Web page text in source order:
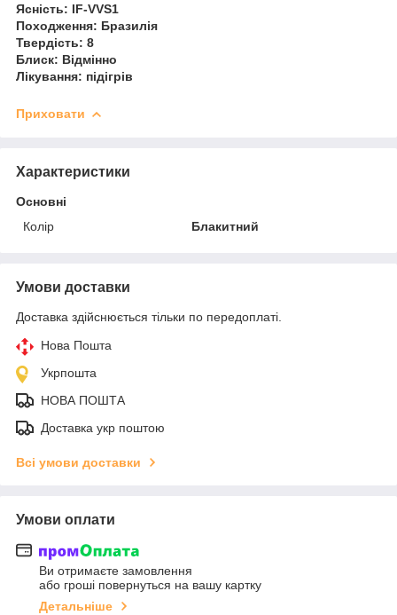
Ясність: IF-VVS1
Походження: Бразилія
Твердість: 8
Блиск: Відмінно
Лікування: підігрів
Приховати
Характеристики
Основні
Колір
Блакитний
Умови доставки
Доставка здійснюється тільки по передоплаті.
Нова Пошта
Укрпошта
НОВА ПОШТА
Доставка укр поштою
Всі умови доставки
Умови оплати
Ви отримаєте замовлення
або гроші повернуться на вашу картку
Детальніше